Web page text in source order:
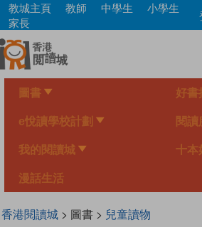
Skip
main
content
教城主頁 教師 中學生
小學生
家長
圖書 好書
e悅讀學校計劃 閱讀
我的閱讀城 十本
漫話生活
香港閱讀城> 圖書 > 兒童讀物